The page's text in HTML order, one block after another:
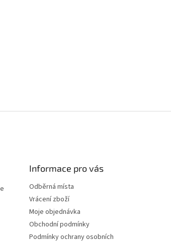
Informace pro vás
Odběrná místa
Vrácení zboží
Moje objednávka
Obchodní podmínky
Podmínky ochrany osobních